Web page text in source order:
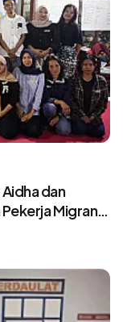
dan
Migran
Aman